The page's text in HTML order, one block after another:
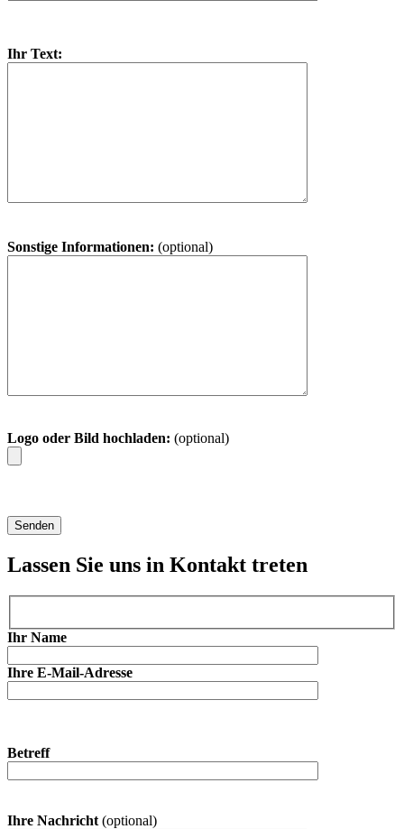
Ihr Text:
Sonstige Informationen: (optional)
Logo oder Bild hochladen: (optional)
Lassen Sie uns in Kontakt treten
Ihr Name
Ihre E-Mail-Adresse
Betreff
Ihre Nachricht (optional)